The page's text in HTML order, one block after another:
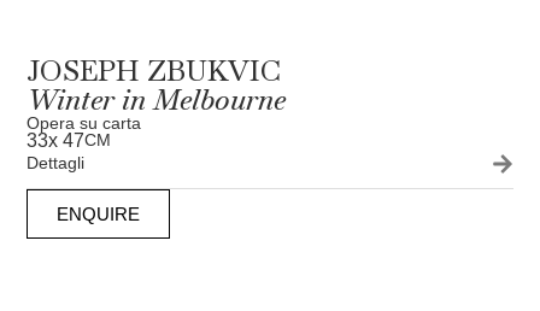
JOSEPH ZBUKVIC
Winter in Melbourne
Opera su carta
33x 47CM
Dettagli
ENQUIRE